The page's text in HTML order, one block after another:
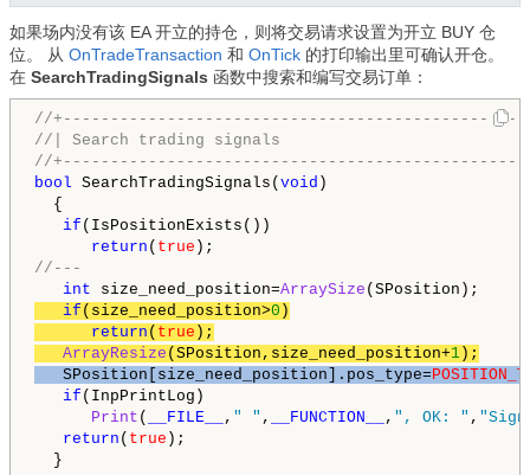
如果场内没有该 EA 开立的持仓， 则将交易请求设置为开立 BUY 仓
位。 从 OnTradeTransaction 和 OnTick 的打印输出里可确认开仓。
在 SearchTradingSignals 函数中搜索和编写交易订单：
//
//| Search trading signals
//
bool SearchTradingSignals( void )
{
if (IsPositionExists())
return ( true
//---
int size_need_position=ArraySize
if (size_need_position>0 )
return ( true );
ArrayResize (SPosition,size_need_position+1 );
SPosition[size_need_position].pos_type=
if (InpPrintLog)
Print ( __FILE__ , " " , __FUNCTION__ , ", OK: " ,
return ( true );
}